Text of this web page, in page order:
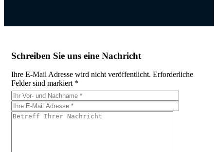
Schreiben Sie uns eine Nachricht
Ihre E-Mail Adresse wird nicht veröffentlicht. Erforderliche
Felder sind markiert *